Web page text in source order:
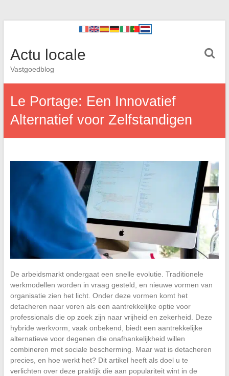
Actu locale
Vastgoedblog
Le Portage: Een Innovatief
Alternatief voor Zelfstandigen
De arbeidsmarkt ondergaat een snelle evolutie. Traditionele
werkmodellen worden in vraag gesteld, en nieuwe vormen van
organisatie zien het licht. Onder deze vormen komt het
detacheren naar voren als een aantrekkelijke optie voor
professionals die op zoek zijn naar vrijheid en zekerheid. Deze
hybride werkvorm, vaak onbekend, biedt een aantrekkelijke
alternatieve voor degenen die onafhankelijkheid willen
combineren met sociale bescherming. Maar wat is detacheren
precies, en hoe werkt het? Dit artikel heeft als doel u te
verlichten over deze praktijk die aan populariteit wint in de